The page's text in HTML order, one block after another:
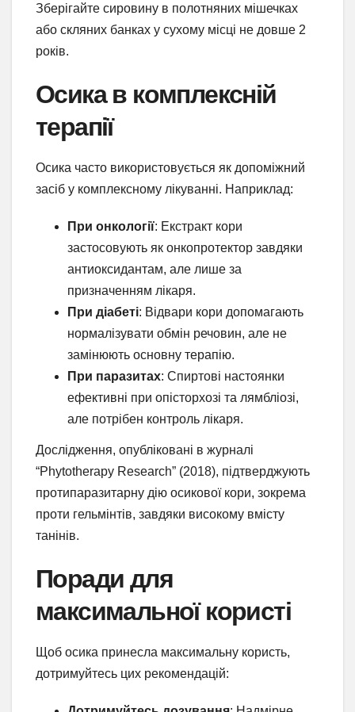
Зберігайте сировину в полотняних мішечках
або скляних банках у сухому місці не довше 2
років.
Осика в комплексній
терапії
Осика часто використовується як допоміжний
засіб у комплексному лікуванні. Наприклад:
При онкології: Екстракт кори
застосовують як онкопротектор завдяки
антиоксидантам, але лише за
призначенням лікаря.
При діабеті: Відвари кори допомагають
нормалізувати обмін речовин, але не
замінюють основну терапію.
При паразитах: Спиртові настоянки
ефективні при опісторхозі та лямбліозі,
але потрібен контроль лікаря.
Дослідження, опубліковані в журналі
“Phytotherapy Research” (2018), підтверджують
протипаразитарну дію осикової кори, зокрема
проти гельмінтів, завдяки високому вмісту
танінів.
Поради для
максимальної користі
Щоб осика принесла максимальну користь,
дотримуйтесь цих рекомендацій: